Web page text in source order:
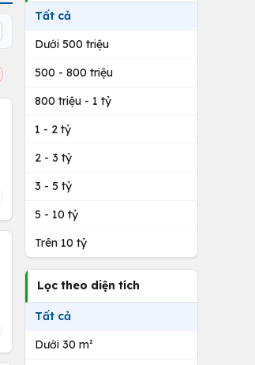
Tất cả
Dưới 500 triệu
500 - 800 triệu
800 triệu - 1 tỷ
1 - 2 tỷ
2 - 3 tỷ
3 - 5 tỷ
5 - 10 tỷ
Trên 10 tỷ
Lọc theo diện tích
Tất cả
Dưới 30 m²